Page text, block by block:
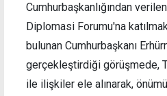
Cumhurbaşkanlığından
Diplomasi Forumu'na
bulunan Cumhurbaşkanı
gerçekleştirdiği görüşmede,
ile ilişkiler ele alınarak,